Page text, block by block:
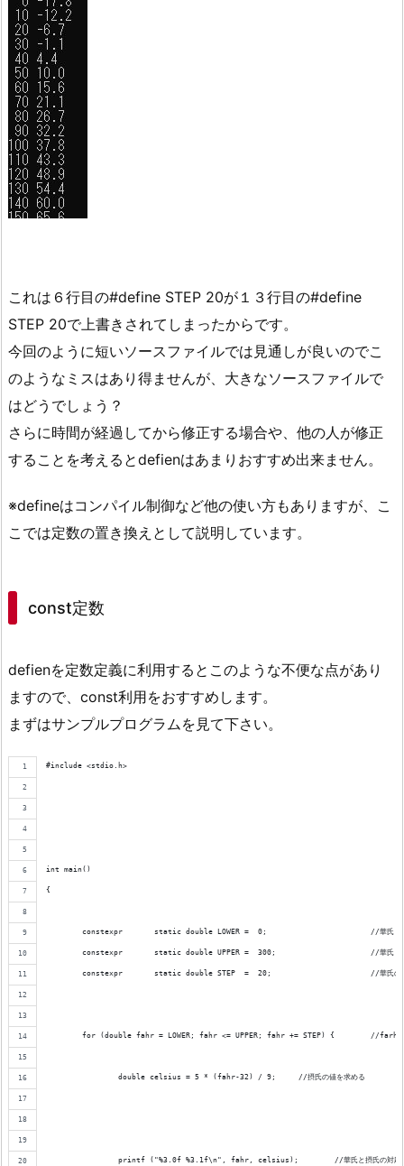
これは６行目の#define STEP 20が１３行目の#define
STEP 20で上書きされてしまったからです。
今回のように短いソースファイルでは見通しが良いのでこ
のようなミスはあり得ませんが、大きなソースファイルで
はどうでしょう？
さらに時間が経過してから修正する場合や、他の人が修正
することを考えるとdefienはあまりおすすめ出来ません。
※defineはコンパイル制御など他の使い方もありますが、こ
こでは定数の置き換えとして説明しています。
const定数
defienを定数定義に利用するとこのような不便な点があり
ますので、const利用をおすすめします。
まずはサンプルプログラムを見て下さい。
#include <stdio.h>
int main()
{
constexpr	static double LOWER =
constexpr	static double UPPER =
constexpr	static double STEP  =
for (double fahr = LOWER;
		double celsius = 5 * (fahr-32) / 9;	//摂氏の値を求める
printf ("%3.0f %3.1f\n", fahr, celsius);	//華氏と